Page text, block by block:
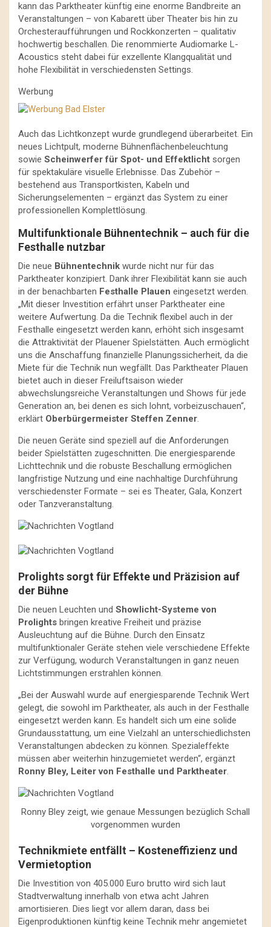
kann das Parktheater künftig eine enorme Bandbreite an
Veranstaltungen – von Kabarett über Theater bis hin zu
Orchesteraufführungen und Rockkonzerten – qualitativ
hochwertig beschallen. Die renommierte Audiomarke L-
Acoustics steht dabei für exzellente Klangqualität und
hohe Flexibilität in verschiedensten Settings.
Werbung
Auch das Lichtkonzept wurde grundlegend überarbeitet. Ein
neues Lichtpult, moderne Bühnenflächenbeleuchtung
sowie Scheinwerfer für Spot- und Effektlicht sorgen
für spektakuläre visuelle Erlebnisse. Das Zubehör –
bestehend aus Transportkisten, Kabeln und
Sicherungselementen – ergänzt das System zu einer
professionellen Komplettlösung.
Multifunktionale Bühnentechnik – auch für die
Festhalle nutzbar
Die neue Bühnentechnik wurde nicht nur für das
Parktheater konzipiert. Dank ihrer Flexibilität kann sie auch
in der benachbarten Festhalle Plauen eingesetzt werden.
„Mit dieser Investition erfährt unser Parktheater eine
weitere Aufwertung. Da die Technik flexibel auch in der
Festhalle eingesetzt werden kann, erhöht sich insgesamt
die Attraktivität der Plauener Spielstätten. Auch ermöglicht
uns die Anschaffung finanzielle Planungssicherheit, da die
Miete für die Technik nun wegfällt. Das Parktheater Plauen
bietet auch in dieser Freiluftsaison wieder
abwechslungsreiche Veranstaltungen und Shows für jede
Generation an, bei denen es sich lohnt, vorbeizuschauen“,
erklärt Oberbürgermeister Steffen Zenner.
Die neuen Geräte sind speziell auf die Anforderungen
beider Spielstätten zugeschnitten. Die energiesparende
Lichttechnik und die robuste Beschallung ermöglichen
langfristige Nutzung und eine nachhaltige Durchführung
verschiedenster Formate – sei es Theater, Gala, Konzert
oder Tanzveranstaltung.
Prolights sorgt für Effekte und Präzision auf
der Bühne
Die neuen Leuchten und Showlicht-Systeme von
Prolights bringen kreative Freiheit und präzise
Ausleuchtung auf die Bühne. Durch den Einsatz
multifunktionaler Geräte stehen viele verschiedene Effekte
zur Verfügung, wodurch Veranstaltungen in ganz neuen
Lichtstimmungen erstrahlen können.
„Bei der Auswahl wurde auf energiesparende Technik Wert
gelegt, die sowohl im Parktheater, als auch in der Festhalle
eingesetzt werden kann. Es handelt sich um eine solide
Grundausstattung, um eine Vielzahl an unterschiedlichsten
Veranstaltungen abdecken zu können. Spezialeffekte
müssen aber weiterhin hinzugemietet werden“, ergänzt
Ronny Bley, Leiter von Festhalle und Parktheater.
Ronny Bley zeigt, wie genaue Messungen bezüglich Schall
vorgenommen wurden
Technikmiete entfällt – Kosteneffizienz und
Vermietoption
Die Investition von 405.000 Euro brutto wird sich laut
Stadtverwaltung innerhalb von etwa acht Jahren
amortisieren. Dies liegt vor allem daran, dass bei
Eigenproduktionen künftig keine Technik mehr angemietet